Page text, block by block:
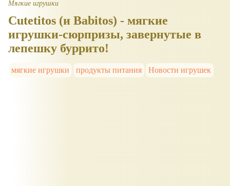
Мягкие игрушки
Cutetitos (и Babitos) - мягкие
игрушки-сюрпризы, завернутые в
лепешку буррито!
мягкие игрушки продукты питания Новости игрушек